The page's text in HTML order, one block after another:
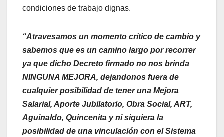
condiciones de trabajo dignas.
“Atravesamos un momento crítico de cambio y
sabemos que es un camino largo por recorrer
ya que dicho Decreto firmado no nos brinda
NINGUNA MEJORA, dejandonos fuera de
cualquier posibilidad de tener una Mejora
Salarial, Aporte Jubilatorio, Obra Social, ART,
Aguinaldo, Quincenita y ni siquiera la
posibilidad de una vinculación con el Sistema